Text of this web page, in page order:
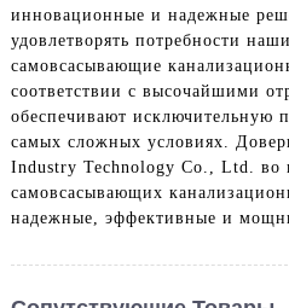
инновационные и надежные
удовлетворять потребности
самовсасывающие
соответствии с высочайшими
обеспечивают исключительную
самых сложных условиях.
Industry Technology Co., Ltd. во
самовсасывающих
надежные, эффективные и